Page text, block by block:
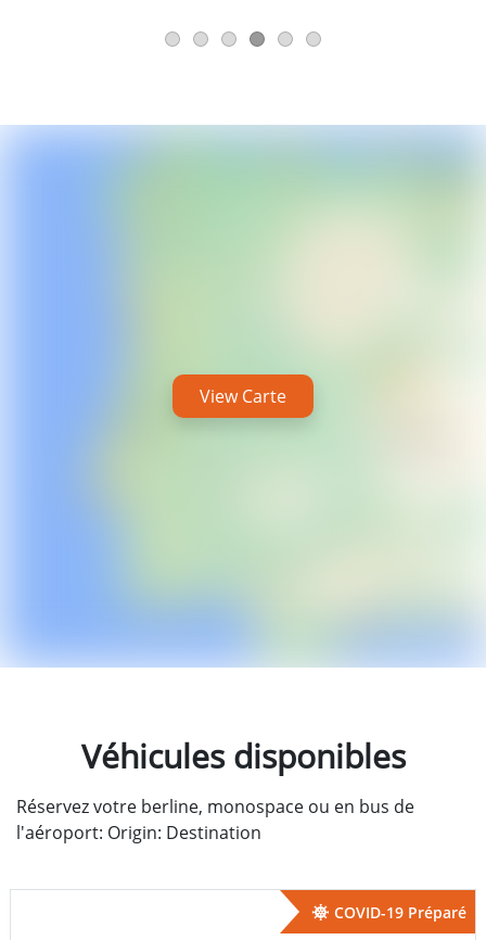
View Carte
Véhicules disponibles
Réservez votre berline, monospace ou en bus de
l'aéroport: Origin: Destination
COVID-19 Préparé